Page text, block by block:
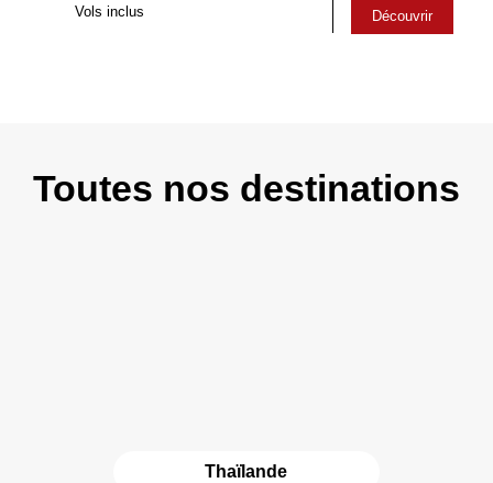
Vols inclus
Découvrir
Toutes nos destinations
Thaïlande